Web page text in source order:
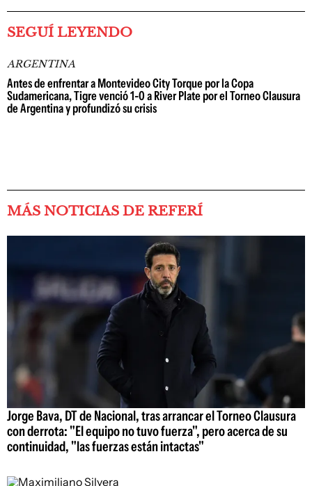
SEGUÍ LEYENDO
ARGENTINA
Antes de enfrentar a Montevideo City Torque por la Copa
Sudamericana, Tigre venció 1-0 a River Plate por el Torneo Clausura
de Argentina y profundizó su crisis
MÁS NOTICIAS DE REFERÍ
Jorge Bava, DT de Nacional, tras arrancar el Torneo Clausura
con derrota: "El equipo no tuvo fuerza", pero acerca de su
continuidad, "las fuerzas están intactas"